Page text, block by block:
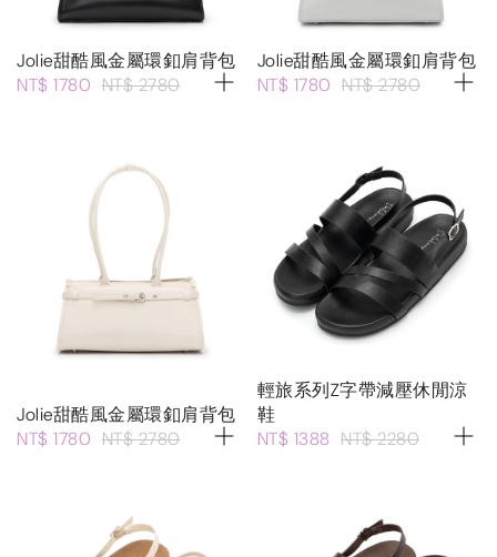
Jolie甜酷風金屬環釦肩背包
NT$ 1780 NT$ 2780
Jolie甜酷風金屬環釦肩背包
NT$ 1780 NT$ 2780
Jolie甜酷風金屬環釦肩背包
NT$ 1780 NT$ 2780
輕旅系列Z字帶減壓休閒涼
鞋
NT$ 1388 NT$ 2280